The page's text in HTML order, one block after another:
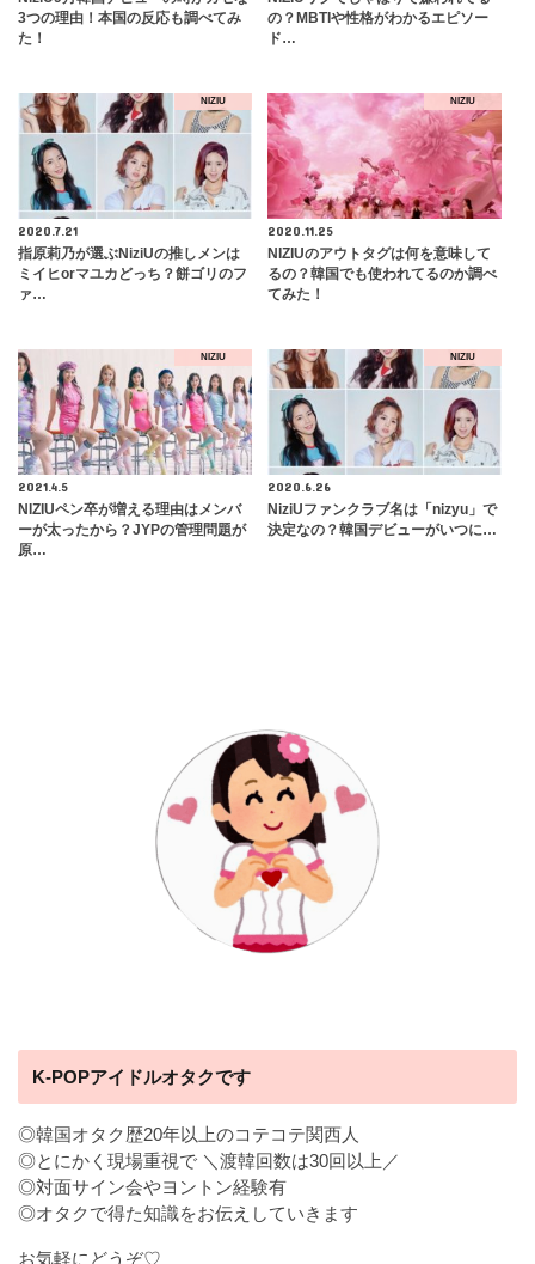
3つの理由！本国の反応も調べてみ
た！
の？MBTIや性格がわかるエピソー
ド…
NIZIU
2020.7.21
指原莉乃が選ぶNiziUの推しメンは
ミイヒorマユカどっち？餅ゴリのフ
ァ…
NIZIU
2020.11.25
NIZIUのアウトタグは何を意味して
るの？韓国でも使われてるのか調べ
てみた！
NIZIU
2021.4.5
NIZIUペン卒が増える理由はメンバ
ーが太ったから？JYPの管理問題が
原…
NIZIU
2020.6.26
NiziUファンクラブ名は「nizyu」で
決定なの？韓国デビューがいつに…
K-POPアイドルオタクです
◎韓国オタク歴20年以上のコテコテ関西人
◎とにかく現場重視で ＼渡韓回数は30回以上／
◎対面サイン会やヨントン経験有
◎オタクで得た知識をお伝えしていきます
お気軽にどうぞ♡